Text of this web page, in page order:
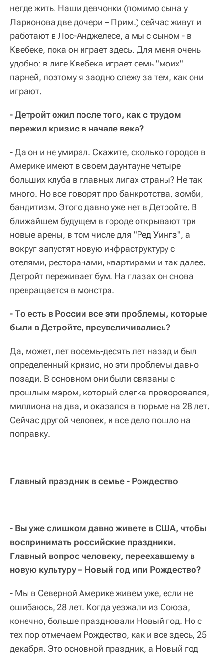
негде жить. Наши девчонки (помимо сына у
Ларионова две дочери – Прим.) сейчас живут и
работают в Лос-Анджелесе, а мы с сыном - в
Квебеке, пока он играет здесь. Для меня очень
удобно: в лиге Квебека играет семь "моих"
парней, поэтому я заодно слежу за тем, как они
играют.
- Детройт ожил после того, как с трудом
пережил кризис в начале века?
- Да он и не умирал. Скажите, сколько городов в
Америке имеют в своем даунтауне четыре
больших клуба в главных лигах страны? Не так
много. Но все говорят про банкротства, зомби,
бандитизм. Этого давно уже нет в Детройте. В
ближайшем будущем в городе открывают три
новые арены, в том числе для "Ред Уингз", а
вокруг запустят новую инфраструктуру с
отелями, ресторанами, квартирами и так далее.
Детройт переживает бум. На глазах он снова
превращается в монстра.
- То есть в России все эти проблемы, которые
были в Детройте, преувеличивались?
Да, может, лет восемь-десять лет назад и был
определенный кризис, но эти проблемы давно
позади. В основном они были связаны с
прошлым мэром, который слегка проворовался,
миллиона на два, и оказался в тюрьме на 28 лет.
Сейчас другой человек, и все дело пошло на
поправку.
Главный праздник в семье - Рождество
- Вы уже слишком давно живете в США, чтобы
воспринимать российские праздники.
Главный вопрос человеку, переехавшему в
новую культуру – Новый год или Рождество?
- Мы в Северной Америке живем уже, если не
ошибаюсь, 28 лет. Когда уезжали из Союза,
конечно, больше праздновали Новый год. Но с
тех пор отмечаем Рождество, как и все здесь, 25
декабря. Это основной праздник, а Новый год